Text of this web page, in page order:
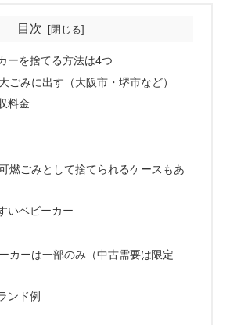
目次
ーを捨てる方法は4つ
ごみに出す（大阪市・堺市など）
料金
燃ごみとして捨てられるケースもあ
いベビーカー
カーは一部のみ（中古需要は限定
ンド例